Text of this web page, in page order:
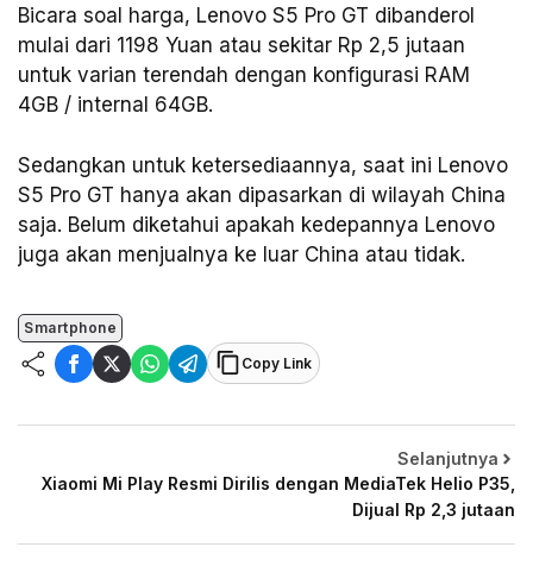
Bicara soal harga, Lenovo S5 Pro GT dibanderol
mulai dari 1198 Yuan atau sekitar Rp 2,5 jutaan
untuk varian terendah dengan konfigurasi RAM
4GB / internal 64GB.
Sedangkan untuk ketersediaannya, saat ini Lenovo
S5 Pro GT hanya akan dipasarkan di wilayah China
saja. Belum diketahui apakah kedepannya Lenovo
juga akan menjualnya ke luar China atau tidak.
Smartphone
Copy Link
Selanjutnya
Xiaomi Mi Play Resmi Dirilis dengan MediaTek Helio P35,
Dijual Rp 2,3 jutaan